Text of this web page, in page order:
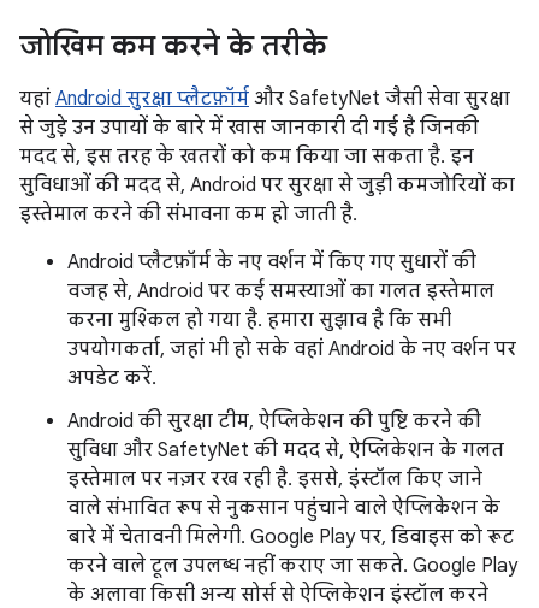
जोखिम कम करने के तरीके
यहां Android सुरक्षा प्लैटफ़ॉर्म और SafetyNet जैसी सेवा सुरक्षा
से जुड़े उन उपायों के बारे में खास जानकारी दी गई है जिनकी
मदद से, इस तरह के खतरों को कम किया जा सकता है. इन
सुविधाओं की मदद से, Android पर सुरक्षा से जुड़ी कमजोरियों का
इस्तेमाल करने की संभावना कम हो जाती है.
Android प्लैटफ़ॉर्म के नए वर्शन में किए गए सुधारों की
वजह से, Android पर कई समस्याओं का गलत इस्तेमाल
करना मुश्किल हो गया है. हमारा सुझाव है कि सभी
उपयोगकर्ता, जहां भी हो सके वहां Android के नए वर्शन पर
अपडेट करें.
Android की सुरक्षा टीम, ऐप्लिकेशन की पुष्टि करने की
सुविधा और SafetyNet की मदद से, ऐप्लिकेशन के गलत
इस्तेमाल पर नज़र रख रही है. इससे, इंस्टॉल किए जाने
वाले संभावित रूप से नुकसान पहुंचाने वाले ऐप्लिकेशन के
बारे में चेतावनी मिलेगी. Google Play पर, डिवाइस को रूट
करने वाले टूल उपलब्ध नहीं कराए जा सकते. Google Play
के अलावा किसी अन्य सोर्स से ऐप्लिकेशन इंस्टॉल करने